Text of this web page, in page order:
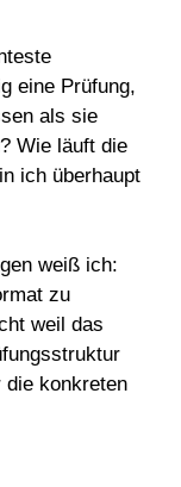
eine Prüfung,
als sie
Wie läuft die
ich überhaupt
weiß ich:
zu
weil das
die konkreten